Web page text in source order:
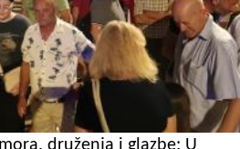
druženja i glazbe: U